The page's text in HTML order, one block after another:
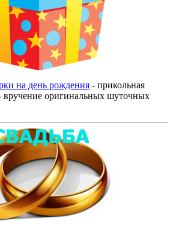
на день рождения - прикольная
вручение оригинальных шуточных